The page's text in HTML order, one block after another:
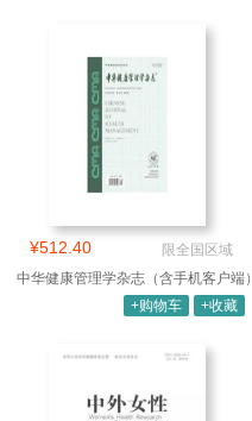
¥512.40
限全国区域
中华健康管理学杂志（含手机客户端）
+购物车
+收藏